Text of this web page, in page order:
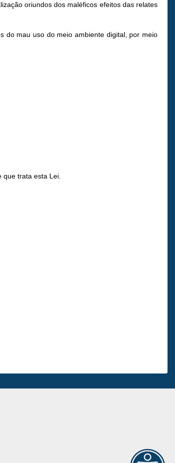
oriundos dos maléficos efeitos das relates
do mau uso do meio ambiente digital, por meio
trata esta Lei.